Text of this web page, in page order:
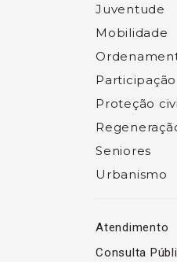
Juventude
Mobilidade
Participação
Proteção
Seniores
Urbanismo
Atendimento
Consulta